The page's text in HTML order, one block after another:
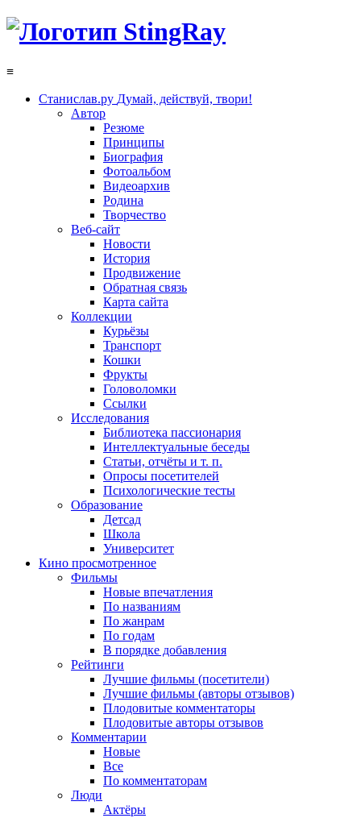
≡
Станислав.ру Думай, действуй, твори!
Автор
Резюме
Принципы
Биография
Фотоальбом
Видеоархив
Родина
Творчество
Веб-сайт
Новости
История
Продвижение
Обратная связь
Карта сайта
Коллекции
Курьёзы
Транспорт
Кошки
Фрукты
Головоломки
Ссылки
Исследования
Библиотека пассионария
Интеллектуальные беседы
Статьи, отчёты и т. п.
Опросы посетителей
Психологические тесты
Образование
Детсад
Школа
Университет
Кино просмотренное
Фильмы
Новые впечатления
По названиям
По жанрам
По годам
В порядке добавления
Рейтинги
Лучшие фильмы (посетители)
Лучшие фильмы (авторы отзывов)
Плодовитые комментаторы
Плодовитые авторы отзывов
Комментарии
Новые
Все
По комментаторам
Люди
Актёры